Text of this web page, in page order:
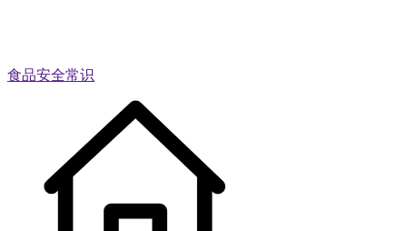
食品安全常识